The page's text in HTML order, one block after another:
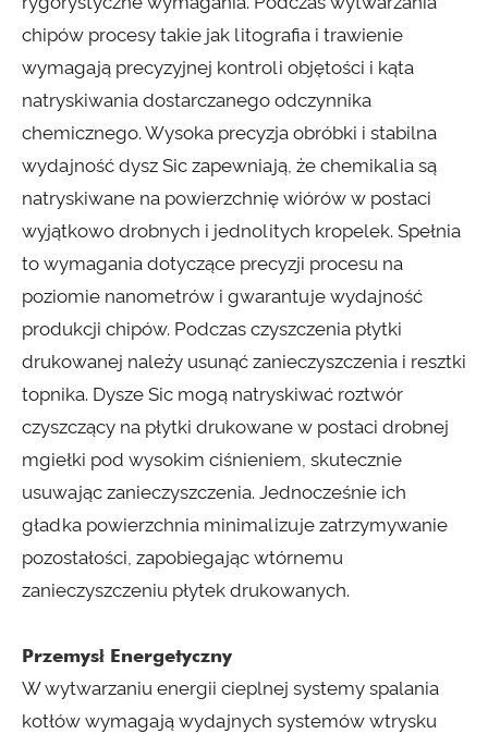
chipów procesy takie jak litografia i trawienie
wymagają precyzyjnej kontroli objętości i kąta
natryskiwania dostarczanego odczynnika
chemicznego. Wysoka precyzja obróbki i stabilna
wydajność dysz Sic zapewniają, że chemikalia są
natryskiwane na powierzchnię wiórów w postaci
wyjątkowo drobnych i jednolitych kropelek. Spełnia
to wymagania dotyczące precyzji procesu na
poziomie nanometrów i gwarantuje wydajność
produkcji chipów. Podczas czyszczenia płytki
drukowanej należy usunąć zanieczyszczenia i resztki
topnika. Dysze Sic mogą natryskiwać roztwór
czyszczący na płytki drukowane w postaci drobnej
mgiełki pod wysokim ciśnieniem, skutecznie
usuwając zanieczyszczenia. Jednocześnie ich
gładka powierzchnia minimalizuje zatrzymywanie
pozostałości, zapobiegając wtórnemu
zanieczyszczeniu płytek drukowanych.
Przemysł Energetyczny
W wytwarzaniu energii cieplnej systemy spalania
kotłów wymagają wydajnych systemów wtrysku